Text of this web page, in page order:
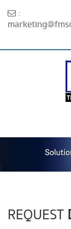
:
REQUEST